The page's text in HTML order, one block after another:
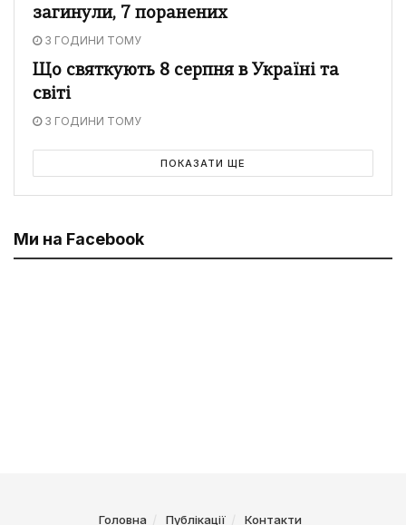
загинули, 7 поранених
3 ГОДИНИ ТОМУ
Що святкують 8 серпня в Україні та
світі
3 ГОДИНИ ТОМУ
ПОКАЗАТИ ЩЕ
Ми на Facebook
Головна Публікації Контакти